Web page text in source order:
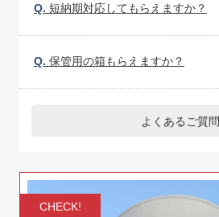
Q. 短納期対応してもらえますか？
Q. 保管用の箱もらえますか？
よくあるご質問
CHECK!